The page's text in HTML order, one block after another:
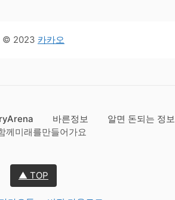
© 2023 카카오
바른정보 알면 돈되는 정보
께미래를만들어가요
▲ TOP